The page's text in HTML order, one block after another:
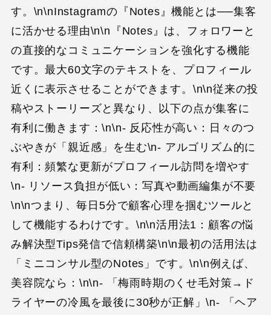
す。\n\nInstagramの『Notes』機能とは──集客
に活かせる理由\n\n『Notes』は、フォロワーと
の直接的なコミュニケーションを強化する機能
です。最大60文字のテキストを、プロフィール
近くに表示させることができます。\n\n従来の投
稿やストーリーズと異なり、以下の点が集客に
有利に働きます：\n\n- 反応性が高い：日々のつ
ぶやきが「親近感」を生む\n- アルゴリズム的に
有利：頻繁な更新がプロフィール訪問を増やす
\n- リソース負担が低い：写真や動画編集が不要
\n\nつまり、毎日5分で顧客心理を掴むツールと
して機能するわけです。\n\n活用法1：顧客の悩
み解決型Tips発信で信頼構築\n\n最初の活用法は
「ミニコンサル型のNotes」です。\n\n例えば、
美容院なら：\n\n- 「梅雨時期のくせ毛対策→ド
ライヤーの冷風を最後に30秒が正解」\n- 「ヘア